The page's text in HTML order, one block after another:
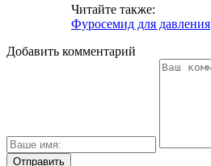
Читайте также:
Фуросемид для давления
Добавить комментарий